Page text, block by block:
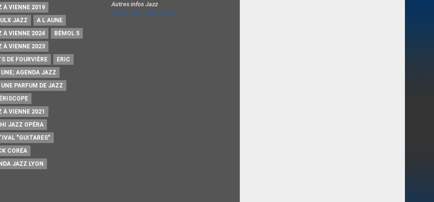
À VIENNE 2019
JAZZ
A L AUNE
À VIENNE 2024
BÉMOL 5
À VIENNE 2023
DE FOURVIÈRE
ERIC
AGENDA JAZZ
PARFUM DE JAZZ
À VIENNE 2021
JAZZ OPÉRA
"GUITARES"
CORÉA
JAZZ LYON
Autres infos Jazz
La terminologie du jazz